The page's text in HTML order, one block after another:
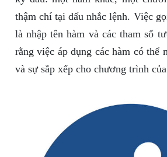
thậm chí tại dấu nhắc lệnh. Việc
là nhập tên hàm và các tham số
rằng việc áp dụng các hàm có thể
và sự sắp xếp cho chương trình